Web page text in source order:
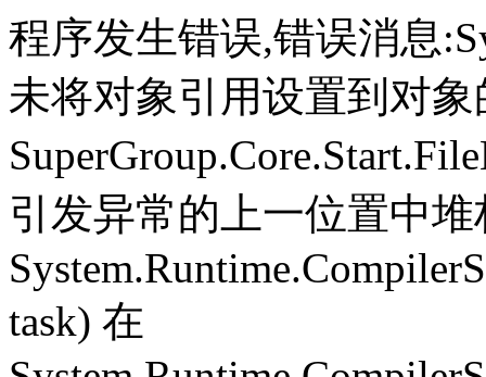
程序发生错误,错误消息
未将对象引用设置到对
引发异常的上一位置中
task) 在